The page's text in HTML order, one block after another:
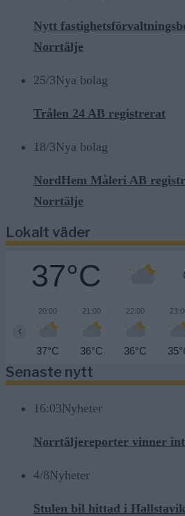
Nytt
Norrtälje
25/3Nya bolag
Trålen 24 AB registrerat
18/3Nya bolag
NordHem Måleri AB
Norrtälje
Lokalt väder
37°C
20:00
37°C
21:00
36°C
22:00
36°C
‹
Senaste nytt
16:03Nyheter
Norrtäljereporter vinner
4/8Nyheter
Stulen bil hittad i